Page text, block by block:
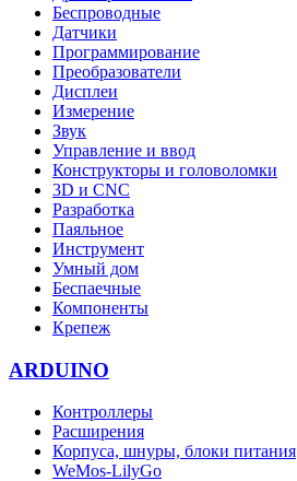
Беспроводные
Датчики
Программирование
Преобразователи
Дисплеи
Измерение
Звук
Управление и ввод
Конструкторы и головоломки
3D и CNC
Разработка
Паяльное
Инструмент
Умный дом
Беспаечные
Компоненты
Крепеж
ARDUINO
Контроллеры
Расширения
Корпуса, шнуры, блоки питания
WeMos-LilyGo